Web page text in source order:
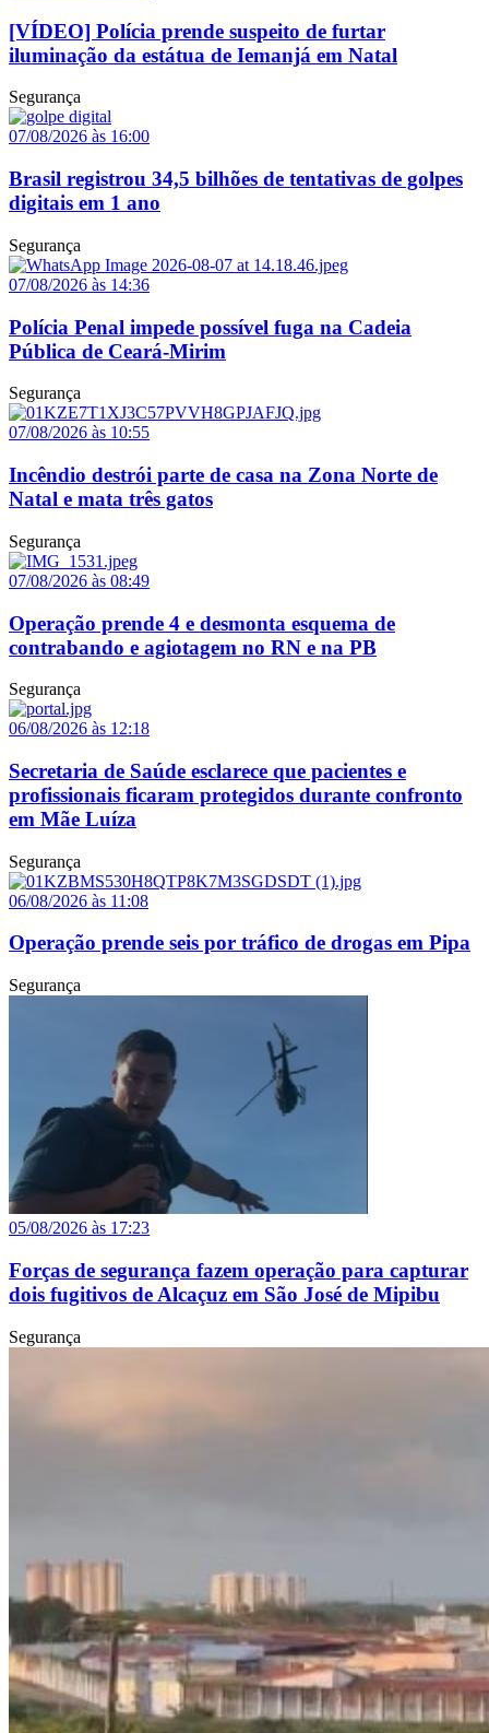
[VÍDEO] Polícia prende suspeito de furtar
iluminação da estátua de Iemanjá em Natal
Segurança
07/08/2026 às 16:00
Brasil registrou 34,5 bilhões de tentativas de golpes
digitais em 1 ano
Segurança
07/08/2026 às 14:36
Polícia Penal impede possível fuga na Cadeia
Pública de Ceará-Mirim
Segurança
07/08/2026 às 10:55
Incêndio destrói parte de casa na Zona Norte de
Natal e mata três gatos
Segurança
07/08/2026 às 08:49
Operação prende 4 e desmonta esquema de
contrabando e agiotagem no RN e na PB
Segurança
06/08/2026 às 12:18
Secretaria de Saúde esclarece que pacientes e
profissionais ficaram protegidos durante confronto
em Mãe Luíza
Segurança
06/08/2026 às 11:08
Operação prende seis por tráfico de drogas em Pipa
Segurança
05/08/2026 às 17:23
Forças de segurança fazem operação para capturar
dois fugitivos de Alcaçuz em São José de Mipibu
Segurança